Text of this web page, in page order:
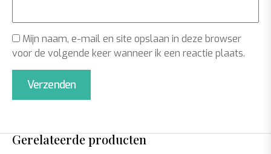
Mijn naam, e-mail en site opslaan in deze browser
voor de volgende keer wanneer ik een reactie plaats.
Gerelateerde producten